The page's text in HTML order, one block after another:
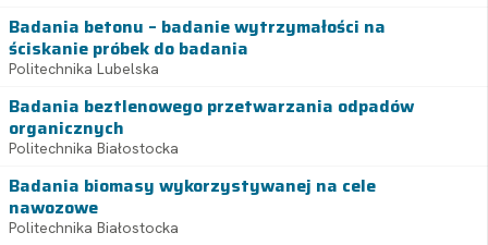
Badania betonu – badanie wytrzymałości na
ściskanie próbek do badania
Politechnika Lubelska
Badania beztlenowego przetwarzania odpadów
organicznych
Politechnika Białostocka
Badania biomasy wykorzystywanej na cele
nawozowe
Politechnika Białostocka